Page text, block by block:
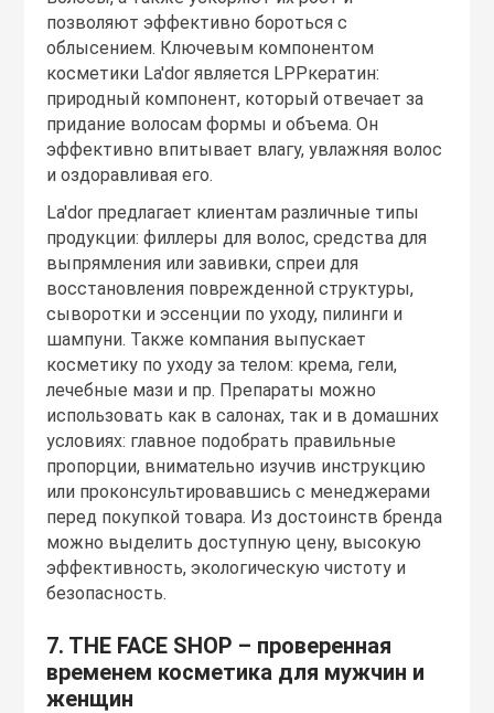
позволяют эффективно бороться с
облысением. Ключевым компонентом
косметики La'dor является LPPкератин:
природный компонент, который отвечает за
придание волосам формы и объема. Он
эффективно впитывает влагу, увлажняя волос
и оздоравливая его.
La'dor предлагает клиентам различные типы
продукции: филлеры для волос, средства для
выпрямления или завивки, спреи для
восстановления поврежденной структуры,
сыворотки и эссенции по уходу, пилинги и
шампуни. Также компания выпускает
косметику по уходу за телом: крема, гели,
лечебные мази и пр. Препараты можно
использовать как в салонах, так и в домашних
условиях: главное подобрать правильные
пропорции, внимательно изучив инструкцию
или проконсультировавшись с менеджерами
перед покупкой товара. Из достоинств бренда
можно выделить доступную цену, высокую
эффективность, экологическую чистоту и
безопасность.
7. THE FACE SHOP – проверенная
временем косметика для мужчин и
женщин